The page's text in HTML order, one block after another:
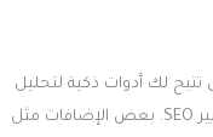
لك أدوات ذكية لتحليل
النصوص وتقديم اقتراحات لتحسينها وفقًا لمعايير SEO. بعض الإضافات مثل